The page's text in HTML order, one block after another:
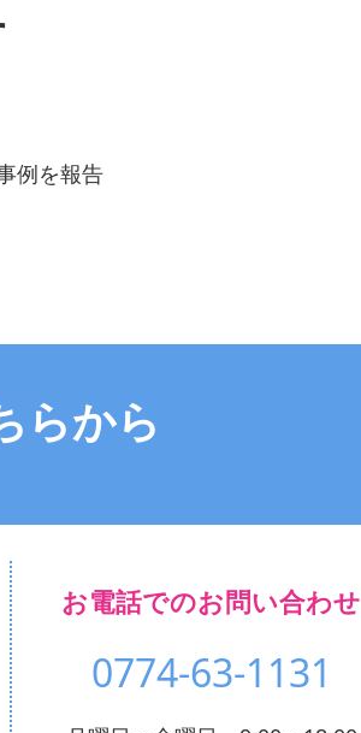
例を報告
らから
お電話でのお問い合わせ
0774-63-1131